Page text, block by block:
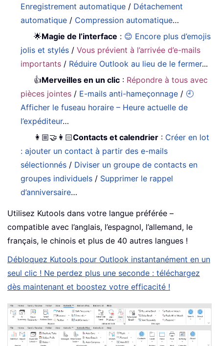
Enregistrement automatique / Détachement
automatique / Compression automatique…
🌟Magie de l’interface : 😊 Encore plus d’emojis
jolis et stylés /Vous prévient à l’arrivée d’e-mails
importants / Réduire Outlook au lieu de le fermer...
👍Merveilles en un clic : Répondre à tous avec
pièces jointes / E-mails anti-hameçonnage / 🕘
Afficher le fuseau horaire – Heure actuelle de
l’expéditeur…
👩🏼‍🤝‍👩🏻Contacts et calendrier : Créer en lot
: ajouter un contact à partir des e-mails
sélectionnés / Diviser un groupe de contacts en
groupes individuels / Supprimer le rappel
d’anniversaire…
Utilisez Kutools dans votre langue préférée –
compatible avec l’anglais, l’espagnol, l’allemand, le
français, le chinois et plus de 40 autres langues !
Débloquez Kutools pour Outlook instantanément en un
seul clic ! Ne perdez plus une seconde : téléchargez
dès maintenant et boostez votre efficacité !